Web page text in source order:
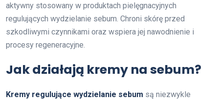
aktywny stosowany w produktach pielęgnacyjnych
regulujących wydzielanie sebum. Chroni skórę przed
szkodliwymi czynnikami oraz wspiera jej nawodnienie i
procesy regeneracyjne.
Jak działają kremy na sebum?
Kremy regulujące wydzielanie sebum są niezwykle